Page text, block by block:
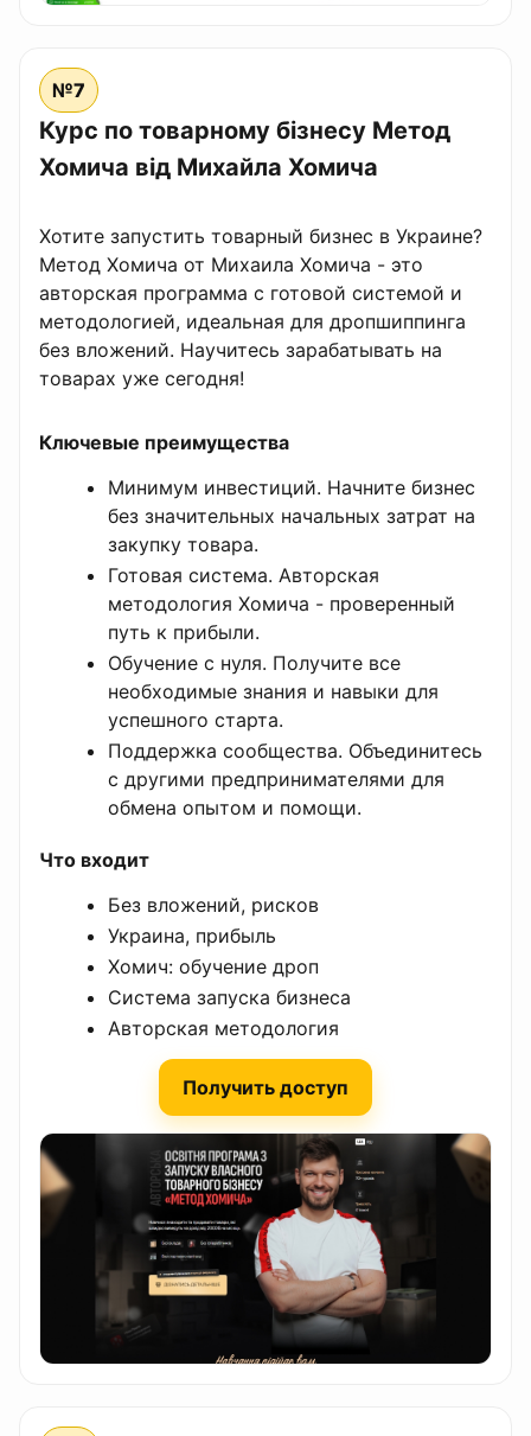
№7
Курс по товарному бізнесу Метод
Хомича від Михайла Хомича
Хотите запустить товарный бизнес в Украине?
Метод Хомича от Михаила Хомича - это
авторская программа с готовой системой и
методологией, идеальная для дропшиппинга
без вложений. Научитесь зарабатывать на
товарах уже сегодня!
Ключевые преимущества
Минимум инвестиций. Начните бизнес
без значительных начальных затрат на
закупку товара.
Готовая система. Авторская
методология Хомича - проверенный
путь к прибыли.
Обучение с нуля. Получите все
необходимые знания и навыки для
успешного старта.
Поддержка сообщества. Объединитесь
с другими предпринимателями для
обмена опытом и помощи.
Что входит
Без вложений, рисков
Украина, прибыль
Хомич: обучение дроп
Система запуска бизнеса
Авторская методология
Получить доступ